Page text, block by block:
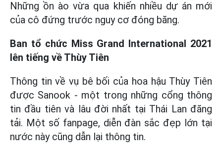
Những ồn ào vừa qua khiến nhiều dự án mới
của cô đứng trước nguy cơ đóng băng.
Ban tổ chức Miss Grand International 2021
lên tiếng về Thùy Tiên
Thông tin về vụ bê bối của hoa hậu Thùy Tiên
được Sanook - một trong những cổng thông
tin đầu tiên và lâu đời nhất tại Thái Lan đăng
tải. Một số fanpage, diễn đàn sắc đẹp lớn tại
nước này cũng dẫn lại thông tin.